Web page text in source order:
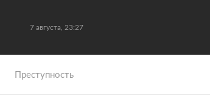
7 августа, 23:27
Преступность